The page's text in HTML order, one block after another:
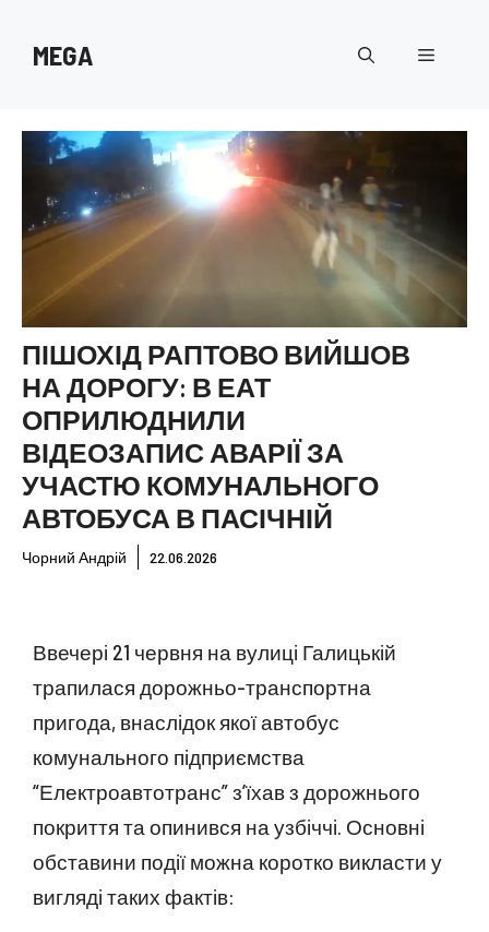
MEGA Меню
ПІШОХІД РАПТОВО ВИЙШОВ
НА ДОРОГУ: В ЕАТ
ОПРИЛЮДНИЛИ
ВІДЕОЗАПИС АВАРІЇ ЗА
УЧАСТЮ КОМУНАЛЬНОГО
АВТОБУСА В ПАСІЧНІЙ
Чорний Андрій 22.06.2026
Ввечері 21 червня на вулиці Галицькій
трапилася дорожньо-транспортна
пригода, внаслідок якої автобус
комунального підприємства
“Електроавтотранс” з’їхав з дорожнього
покриття та опинився на узбіччі. Основні
обставини події можна коротко викласти у
вигляді таких фактів: